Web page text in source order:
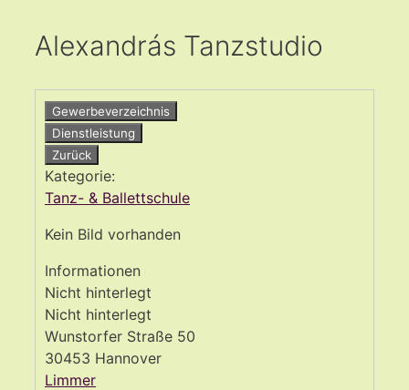
Alexandrás Tanzstudio
Gewerbeverzeichnis
Dienstleistung
Zurück
Kategorie:
Tanz- & Ballettschule
Kein Bild vorhanden
Informationen
Nicht hinterlegt
Nicht hinterlegt
Wunstorfer Straße 50
30453 Hannover
Limmer